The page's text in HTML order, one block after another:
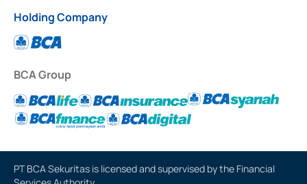
Holding Company
BCA Group
PT BCA Sekuritas is licensed and supervised by the Financial